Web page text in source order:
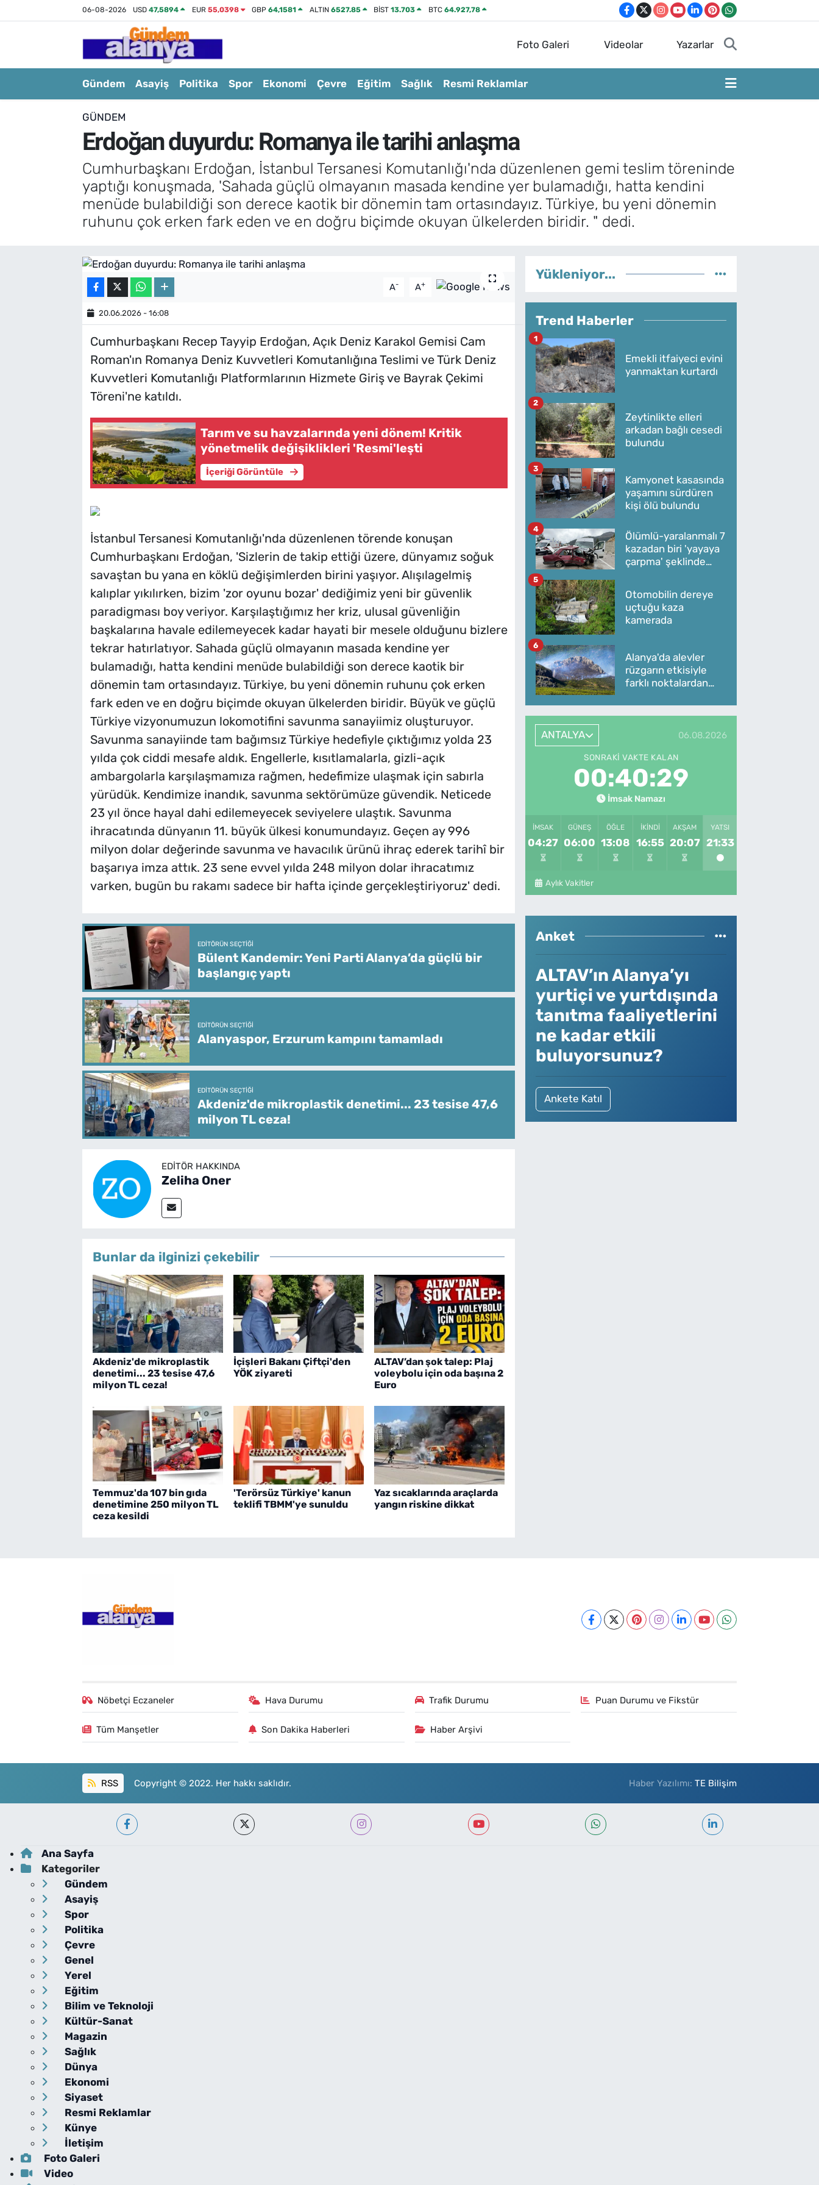
06-08-2026 USD47,5894 EUR 55,0398 GBP64,1581 ALTIN 6527.85 BİST13.703 BTC 64.927,78
Foto Galeri Videolar Yazarlar
Gündem Asayiş Politika Spor Ekonomi Çevre Eğitim Sağlık Resmi Reklamlar
GÜNDEM
Erdoğan duyurdu: Romanya ile tarihi anlaşma
Cumhurbaşkanı Erdoğan, İstanbul Tersanesi Komutanlığı'nda düzenlenen gemi teslim töreninde
yaptığı konuşmada, 'Sahada güçlü olmayanın masada kendine yer bulamadığı, hatta kendini
menüde bulabildiği son derece kaotik bir dönemin tam ortasındayız. Türkiye, bu yeni dönemin
ruhunu çok erken fark eden ve en doğru biçimde okuyan ülkelerden biridir. " dedi.
A- A+
20.06.2026 - 16:08
Cumhurbaşkanı Recep Tayyip Erdoğan, Açık Deniz Karakol Gemisi Cam
Roman'ın Romanya Deniz Kuvvetleri Komutanlığına Teslimi ve Türk Deniz
Kuvvetleri Komutanlığı Platformlarının Hizmete Giriş ve Bayrak Çekimi
Töreni'ne katıldı.
Tarım ve su havzalarında yeni dönem! Kritik
yönetmelik değişiklikleri 'Resmi'leşti
İçeriği Görüntüle
İstanbul Tersanesi Komutanlığı'nda düzenlenen törende konuşan
Cumhurbaşkanı Erdoğan, 'Sizlerin de takip ettiği üzere, dünyamız soğuk
savaştan bu yana en köklü değişimlerden birini yaşıyor. Alışılagelmiş
kalıplar yıkılırken, bizim 'zor oyunu bozar' dediğimiz yeni bir güvenlik
paradigması boy veriyor. Karşılaştığımız her kriz, ulusal güvenliğin
başkalarına havale edilemeyecek kadar hayati bir mesele olduğunu bizlere
tekrar hatırlatıyor. Sahada güçlü olmayanın masada kendine yer
bulamadığı, hatta kendini menüde bulabildiği son derece kaotik bir
dönemin tam ortasındayız. Türkiye, bu yeni dönemin ruhunu çok erken
fark eden ve en doğru biçimde okuyan ülkelerden biridir. Büyük ve güçlü
Türkiye vizyonumuzun lokomotifini savunma sanayiimiz oluşturuyor.
Savunma sanayiinde tam bağımsız Türkiye hedefiyle çıktığımız yolda 23
yılda çok ciddi mesafe aldık. Engellerle, kısıtlamalarla, gizli-açık
ambargolarla karşılaşmamıza rağmen, hedefimize ulaşmak için sabırla
yürüdük. Kendimize inandık, savunma sektörümüze güvendik. Neticede
23 yıl önce hayal dahi edilemeyecek seviyelere ulaştık. Savunma
ihracatında dünyanın 11. büyük ülkesi konumundayız. Geçen ay 996
milyon dolar değerinde savunma ve havacılık ürünü ihraç ederek tarihî bir
başarıya imza attık. 23 sene evvel yılda 248 milyon dolar ihracatımız
varken, bugün bu rakamı sadece bir hafta içinde gerçekleştiriyoruz' dedi.
EDITÖRÜN SEÇTIĞI
Bülent Kandemir: Yeni Parti Alanya’da güçlü bir
başlangıç yaptı
EDITÖRÜN SEÇTIĞI
Alanyaspor, Erzurum kampını tamamladı
EDITÖRÜN SEÇTIĞI
Akdeniz'de mikroplastik denetimi... 23 tesise 47,6
milyon TL ceza!
EDITÖR HAKKINDA
Zeliha Oner
Bunlar da ilginizi çekebilir
Akdeniz'de mikroplastik
denetimi... 23 tesise 47,6
milyon TL ceza!
İçişleri Bakanı Çiftçi'den
YÖK ziyareti
ALTAV’dan şok talep: Plaj
voleybolu için oda başına 2
Euro
Temmuz'da 107 bin gıda
denetimine 250 milyon TL
ceza kesildi
'Terörsüz Türkiye' kanun
teklifi TBMM'ye sunuldu
Yaz sıcaklarında araçlarda
yangın riskine dikkat
Yükleniyor...
Trend Haberler
Emekli itfaiyeci evini
yanmaktan kurtardı
1
Zeytinlikte elleri
arkadan bağlı cesedi
bulundu
2
Kamyonet kasasında
yaşamını sürdüren
kişi ölü bulundu
3
Ölümlü-yaralanmalı 7
kazadan biri 'yayaya
çarpma' şeklinde
4
Otomobilin dereye
uçtuğu kaza
kamerada
5
Alanya'da alevler
rüzgarın etkisiyle
farklı noktalardan
6
ANTALYA 06.08.2026
SONRAKI VAKTE KALAN
00:40:29
İmsak Namazı
İMSAK
04:27
GÜNEŞ
06:00
ÖĞLE
13:08
İKINDI
16:55
AKŞAM
20:07
YATSI
21:33
Aylık Vakitler
Anket
ALTAV’ın Alanya’yı
yurtiçi ve yurtdışında
tanıtma faaliyetlerini
ne kadar etkili
buluyorsunuz?
Ankete Katıl
Nöbetçi Eczaneler Hava Durumu Trafik Durumu Puan Durumu ve Fikstür
Tüm Manşetler Son Dakika Haberleri Haber Arşivi
RSS Copyright © 2022. Her hakkı saklıdır. Haber Yazılımı:TE Bilişim
Ana Sayfa
Kategoriler
Gündem
Asayiş
Spor
Politika
Çevre
Genel
Yerel
Eğitim
Bilim ve Teknoloji
Kültür-Sanat
Magazin
Sağlık
Dünya
Ekonomi
Siyaset
Resmi Reklamlar
Künye
İletişim
Foto Galeri
Video